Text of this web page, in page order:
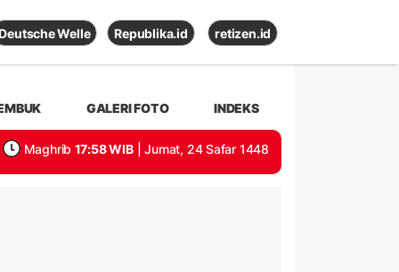
Deutsche Welle Republika.id retizen.id
GALERI FOTO INDEKS
Maghrib 17:58 WIB | Jumat, 24 Safar 1448